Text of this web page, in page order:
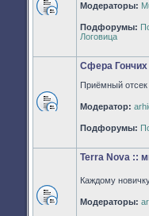
непрочитанных
сообщений
Модераторы:
Подфорумы:
Логовица
непрочитанных
сообщений
Сфера
Приёмный
Модератор:
Подфорумы:
Terra Nova ::
Каждому
Модераторы: